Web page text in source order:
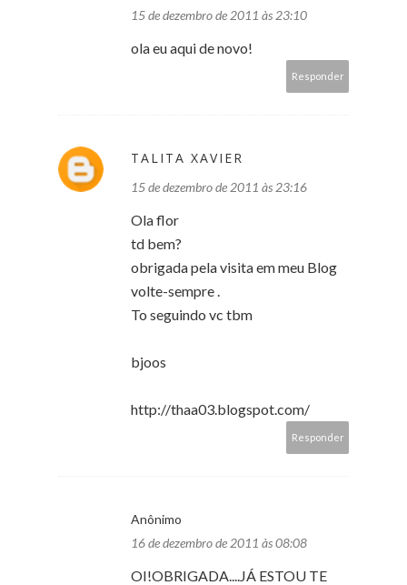
15 de dezembro de 2011 às 23:10
ola eu aqui de novo!
Responder
TALITA XAVIER
15 de dezembro de 2011 às 23:16
Ola flor
td bem?
obrigada pela visita em meu Blog
volte-sempre .
To seguindo vc tbm
bjoos
http://thaa03.blogspot.com/
Responder
Anônimo
16 de dezembro de 2011 às 08:08
OI!OBRIGADA....JÁ ESTOU TE